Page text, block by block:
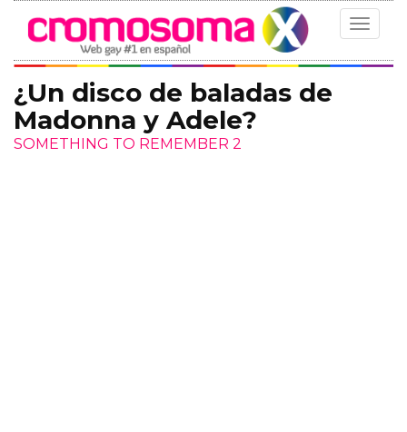
Toggle
¿Un disco de baladas de
Madonna y Adele?
SOMETHING TO REMEMBER 2